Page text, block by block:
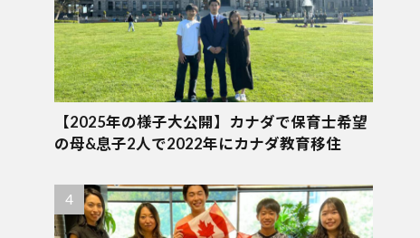
【2025年の様子大公開】カナダで保育士希望
の母&息子2人で2022年にカナダ教育移住